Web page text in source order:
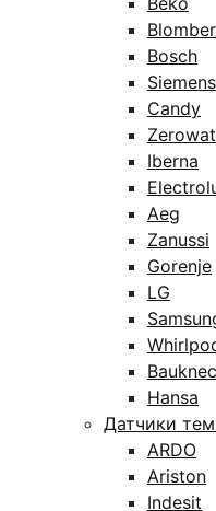
Bosch
Siemens
Candy
Iberna
Aeg
Zanussi
Gorenje
LG
Hansa
Датчики
ARDO
Ariston
Indesit